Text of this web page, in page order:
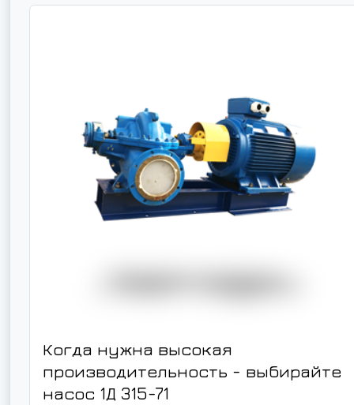
Когда нужна высокая
производительность - выбирайте
насос 1Д 315-71